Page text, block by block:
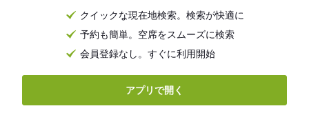
クイックな現在地検索。検索が快適に
予約も簡単。空席をスムーズに検索
会員登録なし。すぐに利用開始
アプリで開く